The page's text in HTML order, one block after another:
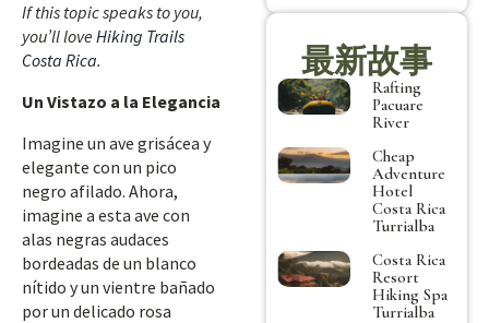
If this topic speaks to you,
you’ll love Hiking Trails
Costa Rica.
Un Vistazo a la Elegancia
Imagine un ave grisácea y
elegante con un pico
negro afilado. Ahora,
imagine a esta ave con
alas negras audaces
bordeadas de un blanco
nítido y un vientre bañado
por un delicado rosa
最新故事
Rafting
Pacuare
River
Cheap
Adventure
Hotel
Costa Rica
Turrialba
Costa Rica
Resort
Hiking Spa
Turrialba